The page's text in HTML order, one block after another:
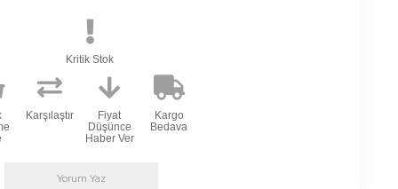
Kritik Stok
Karşılaştır
Fiyat
Düşünce
Haber Ver
Kargo
Bedava
Yorum Yaz